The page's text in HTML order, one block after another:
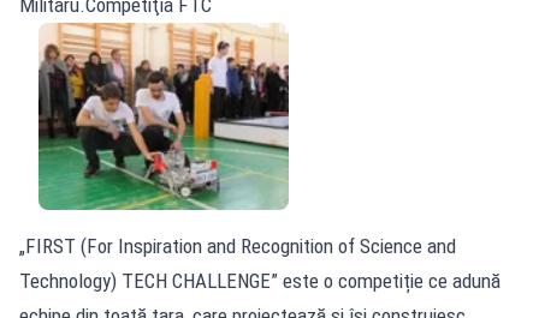
„FIRST (For Inspiration and Recognition of Science and
Technology) TECH CHALLENGE” este o competiție ce adună